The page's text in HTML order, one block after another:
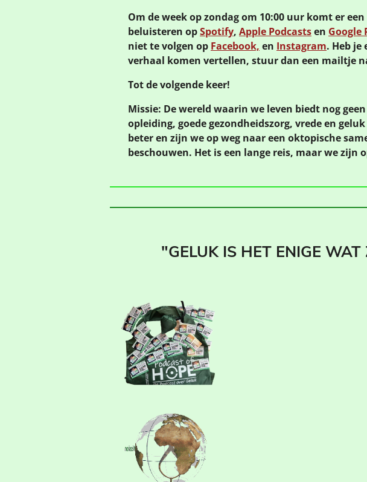
Om de week op zondag om 10:00 uur komt er
beluisteren opSpotify, Apple Podcastsen Google
niet te volgen op Facebook, en Instagram. Heb je
verhaal komen vertellen, stuur dan een mailtje
Tot de volgende keer!
Missie: De wereld waarin we leven biedt nog
opleiding, goede gezondheidszorg, vrede en
beter en zijn we op weg naar een oktopische
beschouwen. Het is een lange reis, maar we zijn
"GELUK IS HET ENIGE